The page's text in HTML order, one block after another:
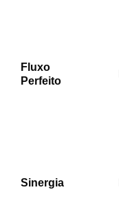
Fluxo
Perfeito
Sinergia